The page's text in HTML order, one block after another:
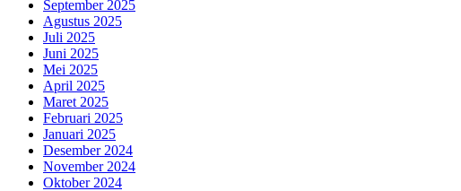
September 2025
Agustus 2025
Juli 2025
Juni 2025
Mei 2025
April 2025
Maret 2025
Februari 2025
Januari 2025
Desember 2024
November 2024
Oktober 2024